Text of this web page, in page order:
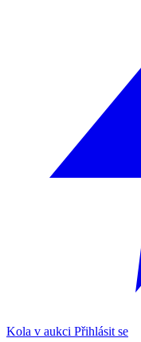
Kola v aukci Přihlásit se